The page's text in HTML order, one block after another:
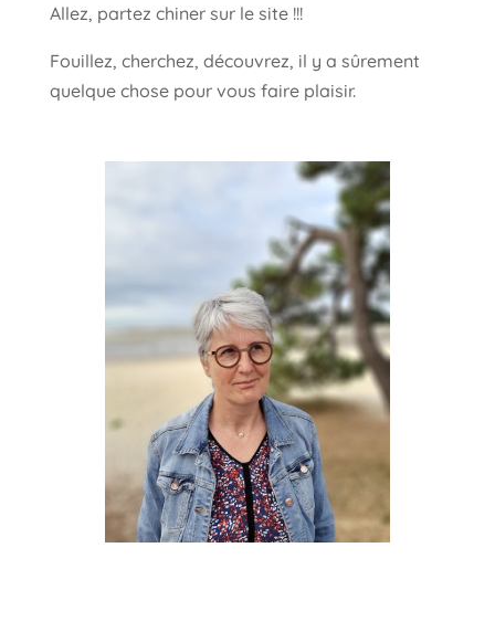
Allez, partez chiner sur le site !!!
Fouillez, cherchez, découvrez, il y a sûrement
quelque chose pour vous faire plaisir.